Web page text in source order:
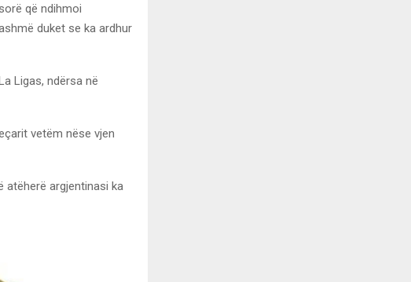
që ndihmoi
duket se ka ardhur
Ligas, ndërsa në
vetëm nëse vjen
atëherë argjentinasi ka